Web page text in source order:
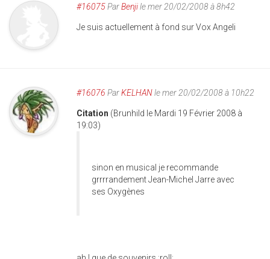
#16075ParBenjile mer 20/02/2008 à 8h42
Je suis actuellement à fond sur Vox Angeli
#16076 ParKELHANle mer 20/02/2008 à 10h22
Citation (Brunhild le Mardi 19 Février 2008 à
19:03)
sinon en musical je recommande
grrrrandement Jean-Michel Jarre avec
ses Oxygènes